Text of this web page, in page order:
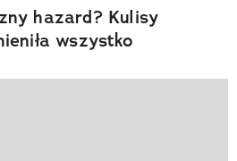
hazard? Kulisy
wszystko